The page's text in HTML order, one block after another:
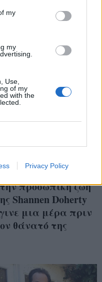
my
my
Use,
of my
with the
Privacy Policy
θρηνεί αλλά δεν
μίλησε ποτέ μαζί της
Η μεγάλη αλλαγή
προσωπική ζωή
Shannen Doherty
μια μέρα πριν
θάνατό της